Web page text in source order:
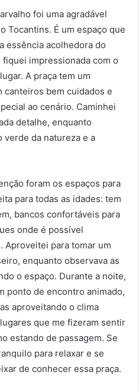
foi uma agradável
Tocantins. É um espaço que
essência acolhedora do
impressionada com o
A praça tem um
canteiros bem cuidados e
ao cenário. Caminhei
detalhe, enquanto
verde da natureza e a
foram os espaços para
para todas as idades: tem
bancos confortáveis para
onde é possível
Aproveitei para tomar um
enquanto observava as
o espaço. Durante a noite,
ponto de encontro animado,
aproveitando o clima
que me fizeram sentir
estando de passagem. Se
para relaxar e se
de conhecer essa praça.